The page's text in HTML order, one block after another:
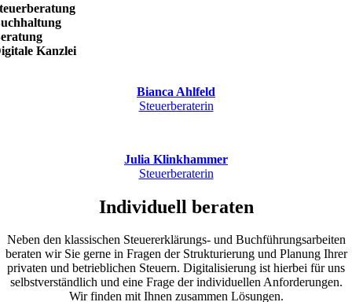
Kanzlei
Bianca Ahlfeld
Steuerberaterin
Julia Klinkhammer
Steuerberaterin
Individuell beraten
Neben den klassischen Steuererklärungs- und Buchführungsarbeiten
beraten wir Sie gerne in Fragen der Strukturierung und Planung Ihrer
privaten und betrieblichen Steuern. Digitalisierung ist hierbei für uns
selbstverständlich und eine Frage der individuellen Anforderungen.
Wir finden mit Ihnen zusammen Lösungen.